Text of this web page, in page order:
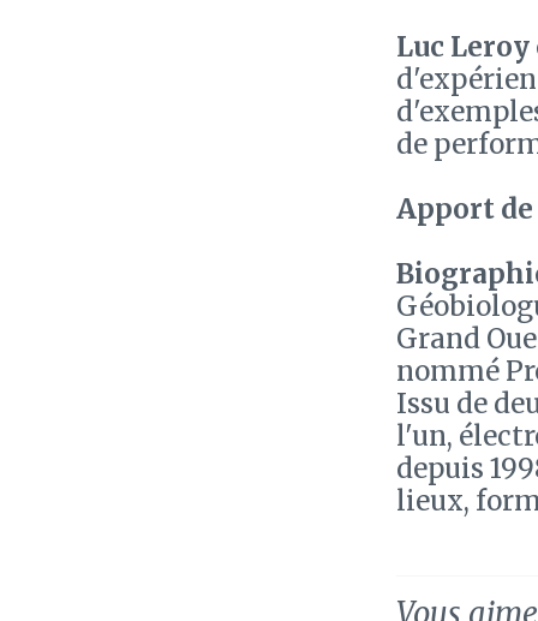
Luc Leroy
de
Apport de
Grand
nommé
Issu de
l'un,
depuis
lieux,